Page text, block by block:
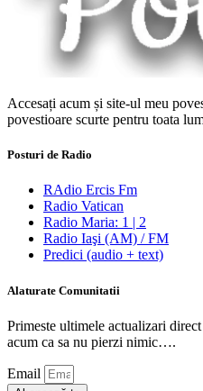
Accesați acum și site-ul meu
povestioare scurte pentru toata
Posturi de Radio
RAdio Ercis Fm
Radio Vatican
Radio Maria: 1 | 2
Radio Iaşi (AM) / FM
Predici (audio + text)
Alaturate Comunitatii
Primeste ultimele actualizari
acum ca sa nu pierzi nimic….
Email